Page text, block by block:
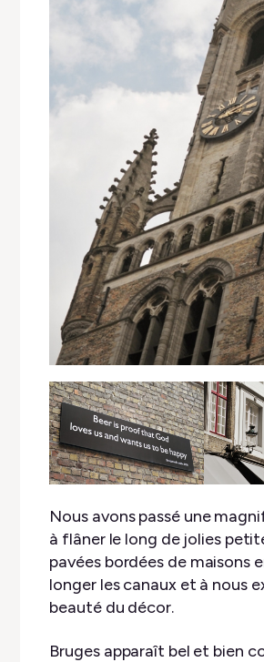
Nous avons passé une
à flâner le long de jolies
pavées bordées de maisons
longer les canaux et à nous
beauté du décor.
Bruges apparaît bel et bien